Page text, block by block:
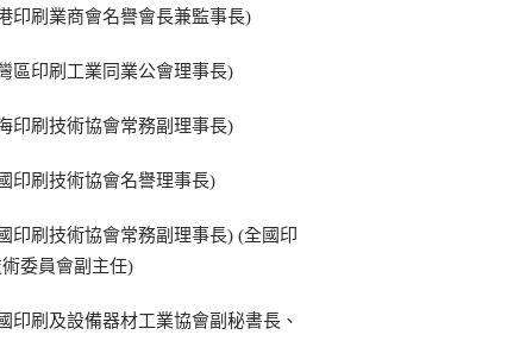
印刷業商會名譽會長兼監事長)
區印刷工業同業公會理事長)
印刷技術協會常務副理事長)
印刷技術協會名譽理事長)
印刷技術協會常務副理事長) (全國印
委員會副主任)
印刷及設備器材工業協會副秘書長、